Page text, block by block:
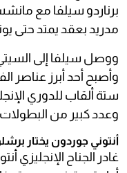
برناردو سيلفا مع
مدريد بعقد يمتد حتى يونيو
وأصبح أحد أبرز عناصر
ستة ألقاب للدوري
وعدد كبير من البطولات
أنتوني جوردون يختار
غادر الجناح الإنجليزي